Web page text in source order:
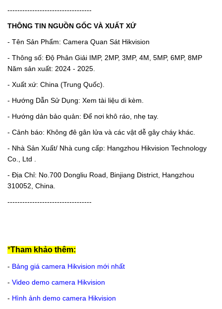
----------------------------------
THÔNG TIN NGUỒN GỐC VÀ XUẤT XỨ
- Tên Sản Phẩm: Camera Quan Sát Hikvision
- Thông số: Độ Phân Giải IMP, 2MP, 3MP, 4M, 5MP, 6MP, 8MP
Năm sản xuất: 2024 - 2025.
- Xuất xứ: China (Trung Quốc).
- Hướng Dẫn Sử Dụng: Xem tài liệu di kèm.
- Hướng dản bảo quản: Để nơi khô ráo, nhẹ tay.
- Cảnh báo: Không đê gân lửa và các vật dễ gây cháy khác.
- Nhà Sản Xuất/ Nhà cung cấp: Hangzhou Hikvision Technology
Co., Ltd .
- Địa Chỉ: No.700 Dongliu Road, Binjiang District, Hangzhou
310052, China.
----------------------------------
*Tham khảo thêm:
- Bảng giá camera Hikvision mới nhất
- Video demo camera Hikvision
- Hình ảnh demo camera Hikvision